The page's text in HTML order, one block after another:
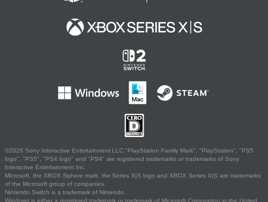
©2026 Sony Interactive Entertainment LLC."PlayStation Family Mark", "PlayStation", "PS5
logo", "PS5", "PS4 logo" and "PS4" are registered trademarks or trademarks of Sony
Interactive Entertainment Inc.
Microsoft, the XBOX Sphere mark, the Series X|S logo and XBOX Series X|S are trademarks
of the Microsoft group of companies.
Nintendo Switch is a trademark of Nintendo.
Windows is either a registered trademark or trademark of Microsoft Corporation in the United